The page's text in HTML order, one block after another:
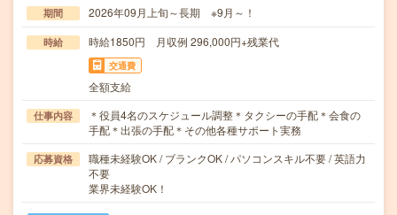
期間 2026年09月上旬～長期 ※9月～！
時給 時給1850円 月収例 296,000円+残業代
交通費
全額支給
仕事内容
＊役員4名のスケジュール調整＊タクシーの手配＊会食の
手配＊出張の手配＊その他各種サポート実務
応募資格
職種未経験OK / ブランクOK / パソコンスキル不要 / 英語力
不要
業界未経験OK！